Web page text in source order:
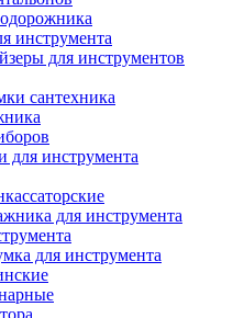
инструмента
для инструментов
сантехника
для инструмента
для инструмента
для инструмента